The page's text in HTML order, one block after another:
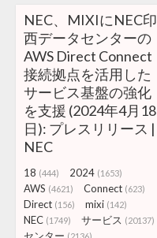
NEC、MIXIにNEC印
西データセンターの
AWS Direct Connect
接続拠点を活用した
サービス基盤の強化
を支援 (2024年4月18
日): プレスリリース |
NEC
18 (444) 2024 (1653)
AWS (4621) Connect (623)
Direct (156) mixi (142)
NEC (1749) サービス (20137)